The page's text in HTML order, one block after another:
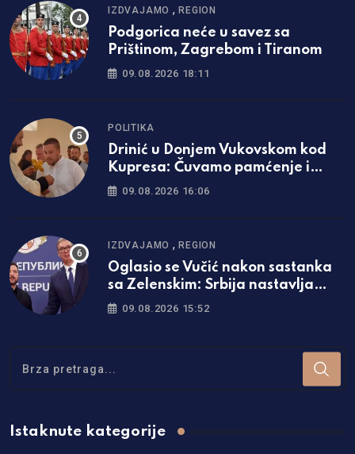
IZDVAJAMO ,REGION
Podgorica neće u savez sa
Prištinom, Zagrebom i Tiranom
09.08.2026 18:11
POLITIKA
Drinić u Donjem Vukovskom kod
Kupresa: Čuvamo pamćenje i
pravo na postojanje /video/
09.08.2026 16:06
IZDVAJAMO ,REGION
Oglasio se Vučić nakon sastanka
sa Zelenskim: Srbija nastavlja
politiku neutralnosti
09.08.2026 15:52
Istaknute kategorije